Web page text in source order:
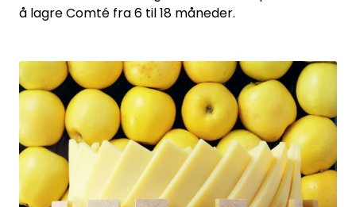
å lagre Comté fra 6 til 18 måneder.